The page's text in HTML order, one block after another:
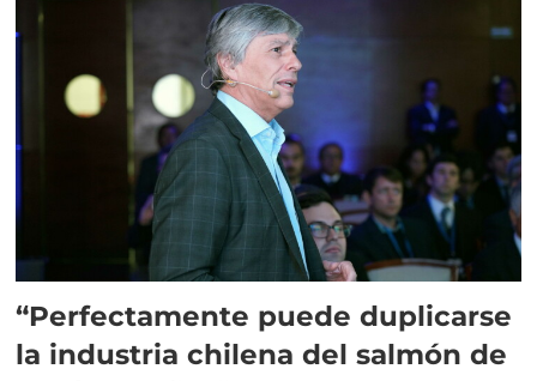
“Perfectamente puede duplicarse
la industria chilena del salmón de